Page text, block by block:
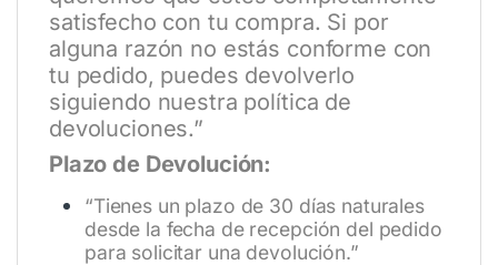
satisfecho con tu compra. Si por
alguna razón no estás conforme con
tu pedido, puedes devolverlo
siguiendo nuestra política de
devoluciones.”
Plazo de Devolución:
“Tienes un plazo de 30 días naturales
desde la fecha de recepción del pedido
para solicitar una devolución.”